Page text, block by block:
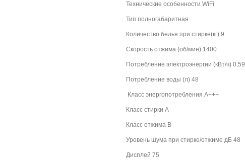
Технические особенности WiFi
Тип полногабаритная
Количество белья при стирке(кг) 9
Скорость отжима (об/мин) 1400
Потребление электроэнергии (кВт/ч) 0,59
Потребление воды (л) 48
Класс энергопотребления А+++
Класс стирки A
Класс отжима B
Уровень шума при стирке/отжиме дБ 48
Дисплей 75